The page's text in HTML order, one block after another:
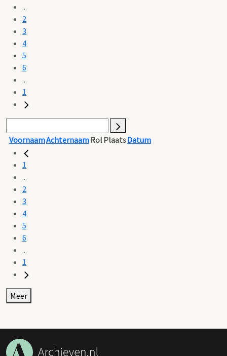
...
2
3
4
5
6
...
1
VoornaamAchternaamRolPlaatsDatum
1
...
2
3
4
5
6
...
1
Meer